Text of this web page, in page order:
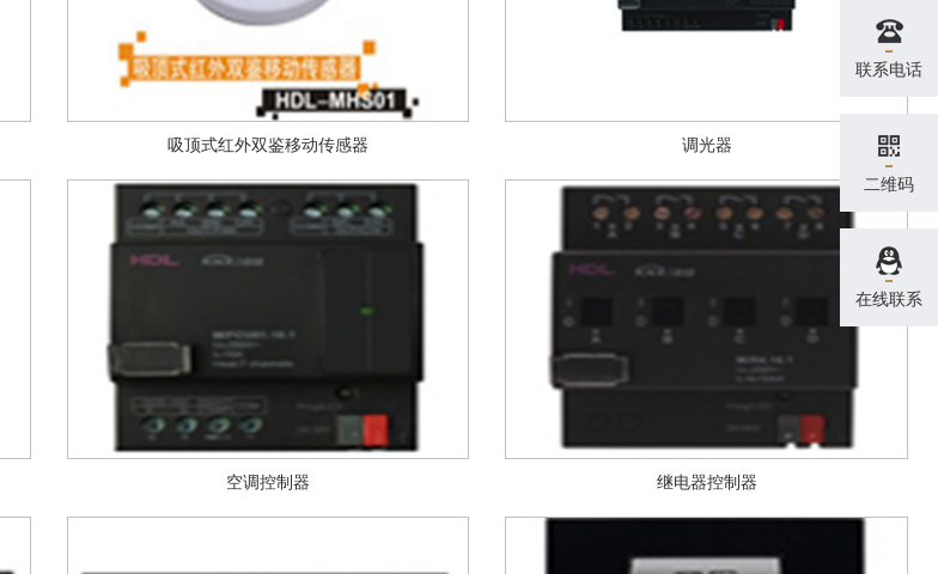
联系电话
二维码
在线联系
吸顶式红外双鉴移动传感器 调光器
空调控制器 继电器控制器